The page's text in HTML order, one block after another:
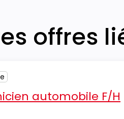
offres
automobile F/H